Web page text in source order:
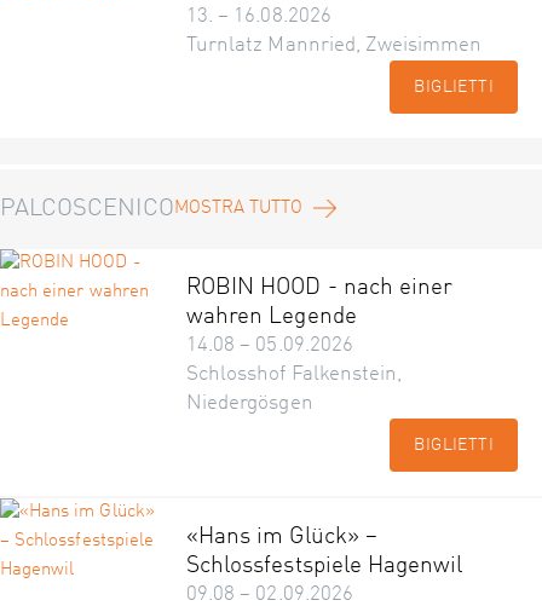
13. – 16.08.2026
Turnlatz Mannried, Zweisimmen
BIGLIETTI
PALCOSCENICOMOSTRA TUTTO
ROBIN HOOD - nach einer
wahren Legende
14.08 – 05.09.2026
Schlosshof Falkenstein,
Niedergösgen
BIGLIETTI
«Hans im Glück» –
Schlossfestspiele Hagenwil
09.08 – 02.09.2026